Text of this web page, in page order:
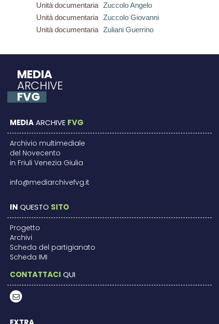
Unità documentaria
Zuccolo Angelo
Unità documentaria
Zuccolo Giovanni
Unità documentaria
Zuliani Guerrino
MEDIA
ARCHIVE
FVG
MEDIAARCHIVE FVG
Archivio multimediale
del Novecento
in Friuli Venezia Giulia
info@mediarchivefvg.it
IN QUESTO SITO
Progetto
Archivi
Scheda del partigianato
Scheda IMI
CONTATTACI QUI